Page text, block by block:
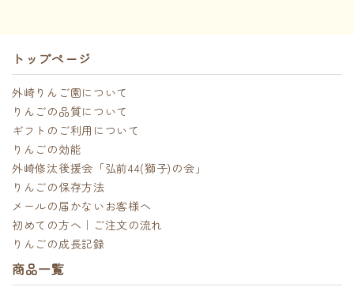
トップページ
外崎りんご園について
りんごの品質について
ギフトのご利用について
りんごの効能
外崎修汰後援会「弘前44(獅子)の会」
りんごの保存方法
メールの届かないお客様へ
初めての方へ｜ご注文の流れ
りんごの成長記録
商品一覧